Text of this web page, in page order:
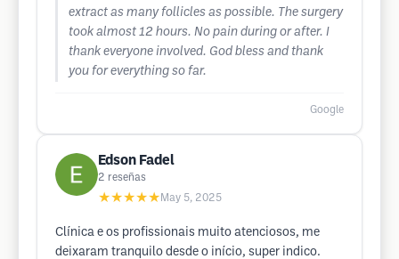
extract as many follicles as possible. The surgery
took almost 12 hours. No pain during or after. I
thank everyone involved. God bless and thank
you for everything so far.
Google
Edson Fadel
2 reseñas
★★★★★ May 5, 2025
Clínica e os profissionais muito atenciosos, me
deixaram tranquilo desde o início, super indico.